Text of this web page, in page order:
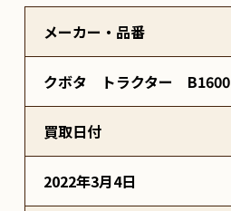
メーカー・品番
クボタ トラクター B1600
買取日付
2022年3月4日